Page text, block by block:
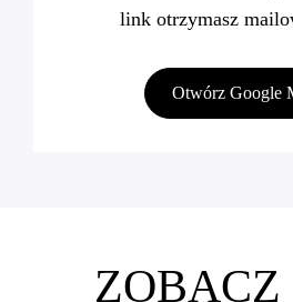
link otrzymasz
Otwórz Google
ZOBACZ